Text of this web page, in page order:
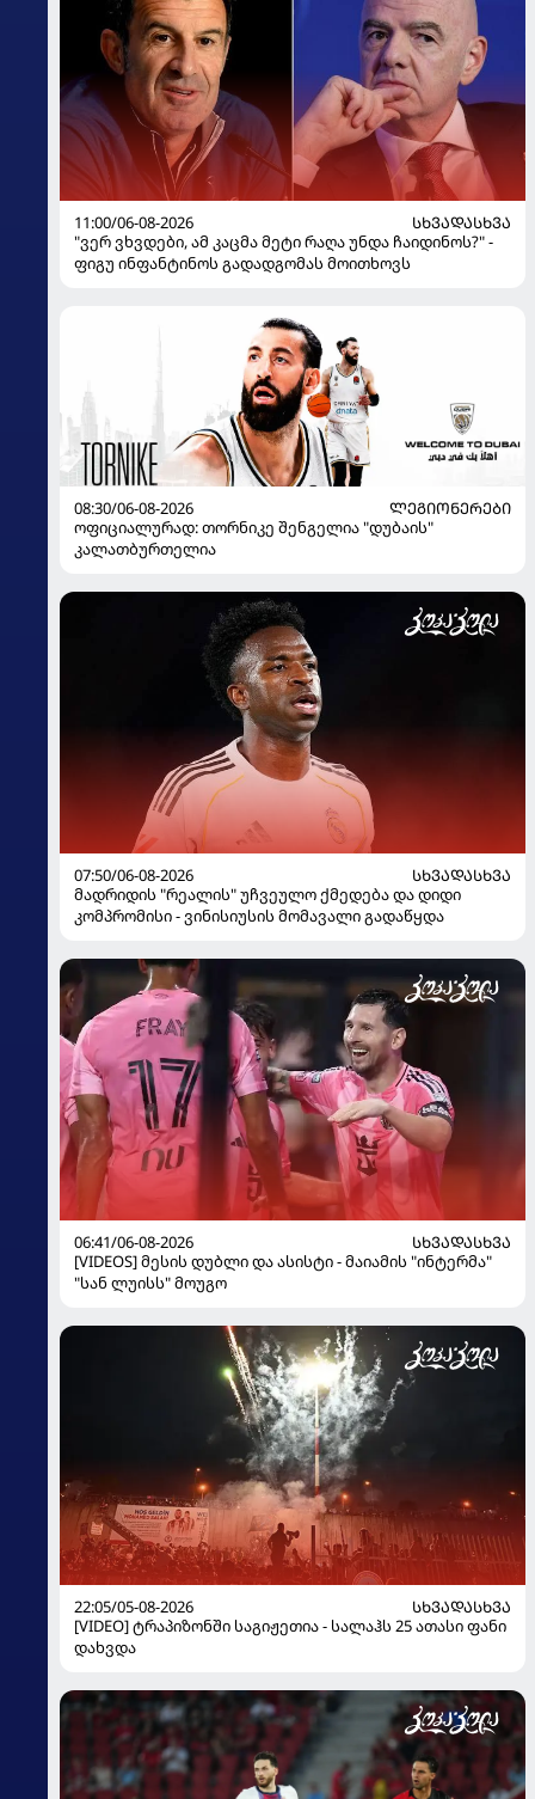
11:00/06-08-2026
ᲡᲮᲕᲐᲓᲐᲡᲮᲕᲐ
"ვერ ვხვდები, ამ კაცმა მეტი რაღა უნდა ჩაიდინოს?" -
ფიგუ ინფანტინოს გადადგომას მოითხოვს
08:30/06-08-2026
ᲚᲔᲒᲘᲝᲜᲔᲠᲔᲑᲘ
ოფიციალურად: თორნიკე შენგელია "დუბაის"
კალათბურთელია
07:50/06-08-2026
ᲡᲮᲕᲐᲓᲐᲡᲮᲕᲐ
მადრიდის "რეალის" უჩვეულო ქმედება და დიდი
კომპრომისი - ვინისიუსის მომავალი გადაწყდა
06:41/06-08-2026
ᲡᲮᲕᲐᲓᲐᲡᲮᲕᲐ
[VIDEOS] მესის დუბლი და ასისტი - მაიამის "ინტერმა"
"სან ლუისს" მოუგო
22:05/05-08-2026
ᲡᲮᲕᲐᲓᲐᲡᲮᲕᲐ
[VIDEO] ტრაპიზონში საგიჟეთია - სალაჰს 25 ათასი ფანი
დახვდა